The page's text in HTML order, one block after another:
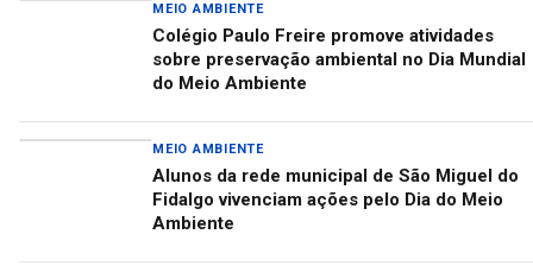
MEIO AMBIENTE
Colégio Paulo Freire promove atividades
sobre preservação ambiental no Dia Mundial
do Meio Ambiente
MEIO AMBIENTE
Alunos da rede municipal de São Miguel do
Fidalgo vivenciam ações pelo Dia do Meio
Ambiente